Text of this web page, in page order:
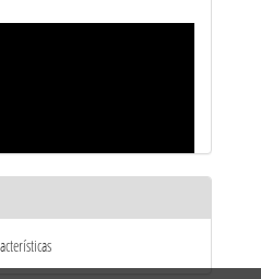
de Madrid a través de
y Programación